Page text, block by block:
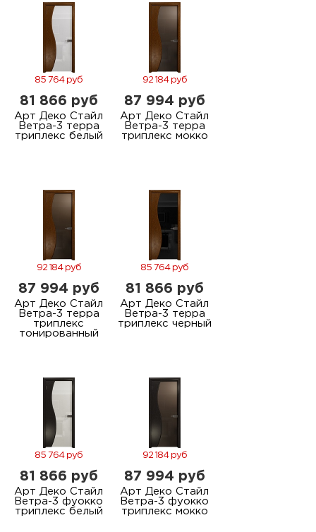
85 764 руб
81 866 руб
Арт Деко Стайл
Ветра-3 терра
триплекс белый
92 184 руб
87 994 руб
Арт Деко Стайл
Ветра-3 терра
триплекс мокко
92 184 руб
87 994 руб
Арт Деко Стайл
Ветра-3 терра
триплекс
тонированный
85 764 руб
81 866 руб
Арт Деко Стайл
Ветра-3 терра
триплекс черный
85 764 руб
81 866 руб
Арт Деко Стайл
Ветра-3 фуокко
триплекс белый
92 184 руб
87 994 руб
Арт Деко Стайл
Ветра-3 фуокко
триплекс мокко